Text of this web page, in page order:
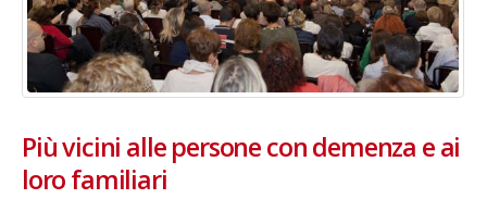
Più vicini alle persone con demenza e ai
loro familiari